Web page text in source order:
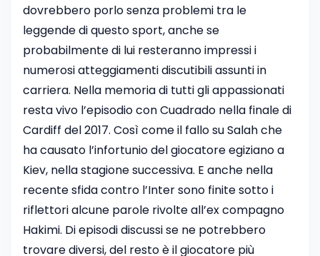
dovrebbero porlo senza problemi tra le
leggende di questo sport, anche se
probabilmente di lui resteranno impressi i
numerosi atteggiamenti discutibili assunti in
carriera. Nella memoria di tutti gli appassionati
resta vivo l’episodio con Cuadrado nella finale di
Cardiff del 2017. Così come il fallo su Salah che
ha causato l’infortunio del giocatore egiziano a
Kiev, nella stagione successiva. E anche nella
recente sfida contro l’Inter sono finite sotto i
riflettori alcune parole rivolte all’ex compagno
Hakimi. Di episodi discussi se ne potrebbero
trovare diversi, del resto è il giocatore più